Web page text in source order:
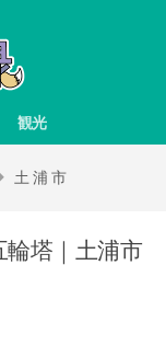
観光
土浦市
輪塔｜土浦市